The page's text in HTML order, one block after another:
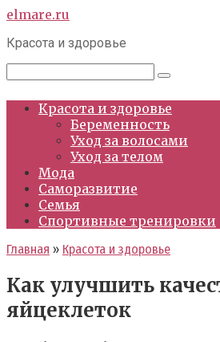
Перейти
контенту
elmare.ru
Красота и здоровье
Красота и здоровье
Беременность
Уход за волосами
Уход за телом
Мода
Саморазвитие
Семья
Спортивные тренировки
Главная » Красота и здоровье
Как улучшить
яйцеклеток